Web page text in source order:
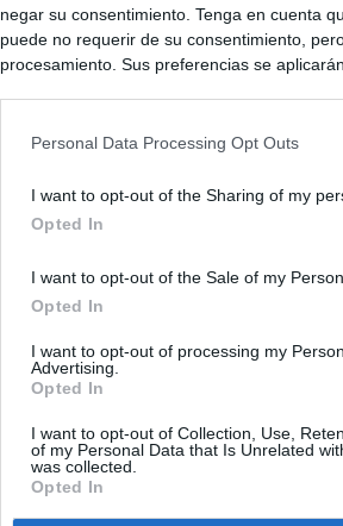
negar su consentimiento. Tenga en cuenta
puede no requerir de su consentimiento,
procesamiento. Sus preferencias se
Personal Data Processing Opt Outs
I want to opt-out of the Sharing of my
Opted In
I want to opt-out of the Sale of my
Opted In
I want to opt-out of processing my
Advertising.
Opted In
I want to opt-out of Collection, Use,
of my Personal Data that Is Unrelated
was collected.
Opted In